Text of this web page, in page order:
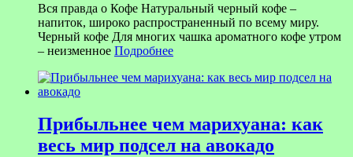
Вся правда о Кофе Натуральный черный кофе –
напиток, широко распространенный по всему миру.
Черный кофе Для многих чашка ароматного кофе утром
– неизменное Подробнее
Прибыльнее чем марихуана: как
весь мир подсел на авокадо